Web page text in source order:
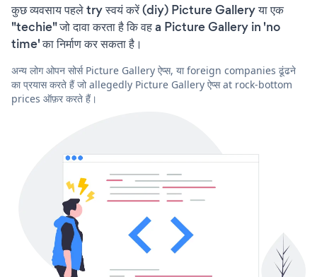
कुछ व्यवसाय पहले try स्वयं करें (diy) Picture Gallery या एक
"techie" जो दावा करता है कि वह a Picture Gallery in 'no
time' का निर्माण कर सकता है।
अन्य लोग ओपन सोर्स Picture Gallery ऐप्स, या foreign companies ढूंढने
का प्रयास करते हैं जो allegedly Picture Gallery ऐप्स at rock-bottom
prices ऑफ़र करते हैं।